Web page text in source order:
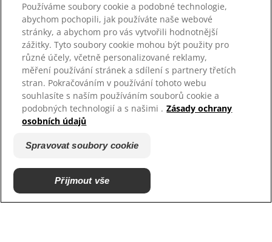
Naše stránky
Hill’s Vet
Kariéra
© 2026 Hill’s Pet Nutrition, Inc.
Všechna práva vyhrazena.
Používáme soubory cookie a podobné technologie,
abychom pochopili, jak používáte naše webové
stránky, a abychom pro vás vytvořili hodnotnější
zážitky. Tyto soubory cookie mohou být použity pro
různé účely, včetně personalizované reklamy,
měření používání stránek a sdílení s partnery třetích
stran. Pokračováním v používání tohoto webu
souhlasíte s naším používáním souborů cookie a
podobných technologií a s našimi . Zásady ochrany
osobních údajů
Spravovat soubory cookie
Přijmout vše